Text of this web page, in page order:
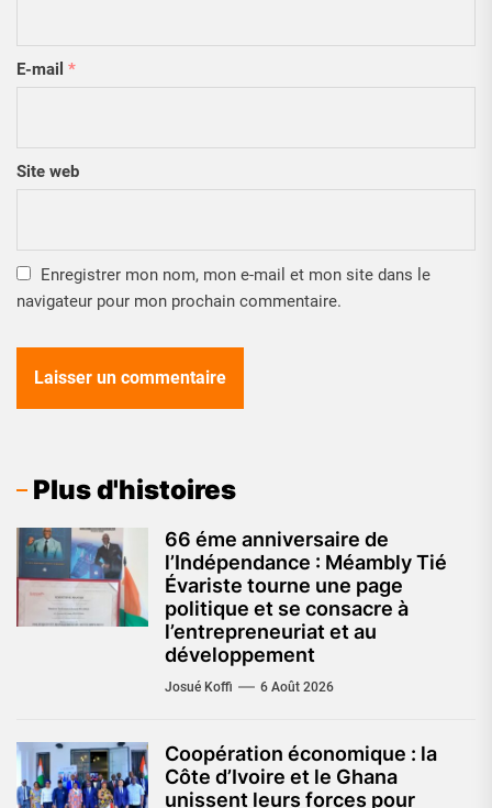
E-mail *
Site web
Enregistrer mon nom, mon e-mail et mon site dans le
navigateur pour mon prochain commentaire.
Plus d'histoires
66 éme anniversaire de
l’Indépendance : Méambly Tié
Évariste tourne une page
politique et se consacre à
l’entrepreneuriat et au
développement
Josué Koffi 6 Août 2026
Coopération économique : la
Côte d’Ivoire et le Ghana
unissent leurs forces pour